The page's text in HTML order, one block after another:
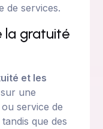
de services.
la gratuité
et les
une
service de
que des